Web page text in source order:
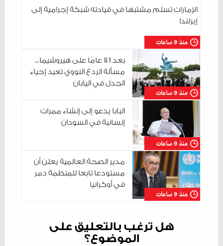
منذ 9 ساعات
الإمارات تسلم مشتبها في قيادته شبكة إجرامية إلى
إيرلندا
منذ 9 ساعات
بعد 81 عاما على هيروشيما...
مسألة الردع النووي تعيد إحياء
الجدل في اليابان
منذ 9 ساعات
البابا يدعو إلى إنشاء ممرات
إنسانية في السودان
منذ 9 ساعات
مدير الصحة العالمية يعلن أن
مستودعا تابعا للمنظمة دمر
في أوكرانيا
هل ترغب بالتعليق على
الموضوع؟